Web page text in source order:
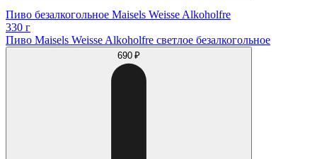
Пиво безалкогольное Maisels Weisse Alkoholfre
330 г
Пиво Maisels Weisse Alkoholfre светлое безалкогольное
690 ₽